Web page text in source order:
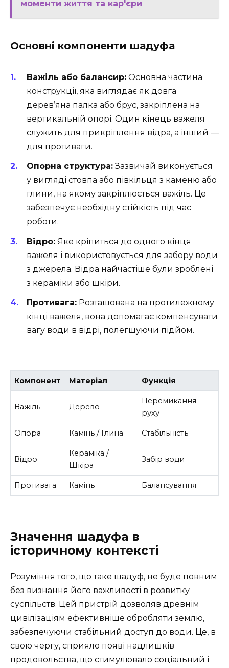
моменти життя та кар'єри
Основні компоненти шадуфа
Важіль або балансир: Основна частина
конструкції, яка виглядає як довга
дерев’яна палка або брус, закріплена на
вертикальній опорі. Один кінець важеля
служить для прикріплення відра, а інший —
для противаги.
Опорна структура:Зазвичай виконується
у вигляді стовпа або півкільця з каменю або
глини, на якому закріплюється важіль. Це
забезпечує необхідну стійкість під час
роботи.
Відро: Яке кріпиться до одного кінця
важеля і використовується для забору води
з джерела. Відра найчастіше були зроблені
з кераміки або шкіри.
Противага: Розташована на протилежному
кінці важеля, вона допомагає компенсувати
вагу води в відрі, полегшуючи підйом.
Компонент Матеріал Функція
Важіль Дерево
Перемикання
руху
Опора Камінь / Глина Стабільність
Відро
Кераміка /
Шкіра
Забір води
Противага Камінь Балансування
Значення шадуфа в
історичному контексті
Розуміння того, що таке шадуф, не буде повним
без визнання його важливості в розвитку
суспільств. Цей пристрій дозволяв древнім
цивілізаціям ефективніше обробляти землю,
забезпечуючи стабільний доступ до води. Це, в
свою чергу, сприяло появі надлишків
продовольства, що стимулювало соціальний і